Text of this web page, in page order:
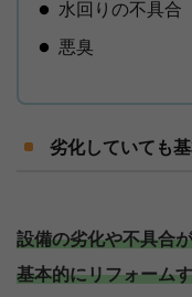
水回りの不具合
悪臭
劣化していても
設備の劣化や不具合
基本的にリフォーム